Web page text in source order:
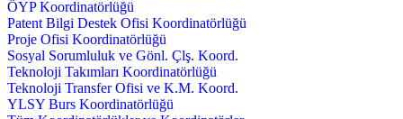
ÖYP Koordinatörlüğü
Patent Bilgi Destek Ofisi Koordinatörlüğü
Proje Ofisi Koordinatörlüğü
Sosyal Sorumluluk ve Gönl. Çlş. Koord.
Teknoloji Takımları Koordinatörlüğü
Teknoloji Transfer Ofisi ve K.M. Koord.
YLSY Burs Koordinatörlüğü